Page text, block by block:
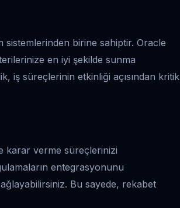
sistemlerinden birine sahiptir. Oracle
en iyi şekilde sunma
iş süreçlerinin etkinliği açısından kritik
karar verme süreçlerinizi
entegrasyonunu
Bu sayede, rekabet